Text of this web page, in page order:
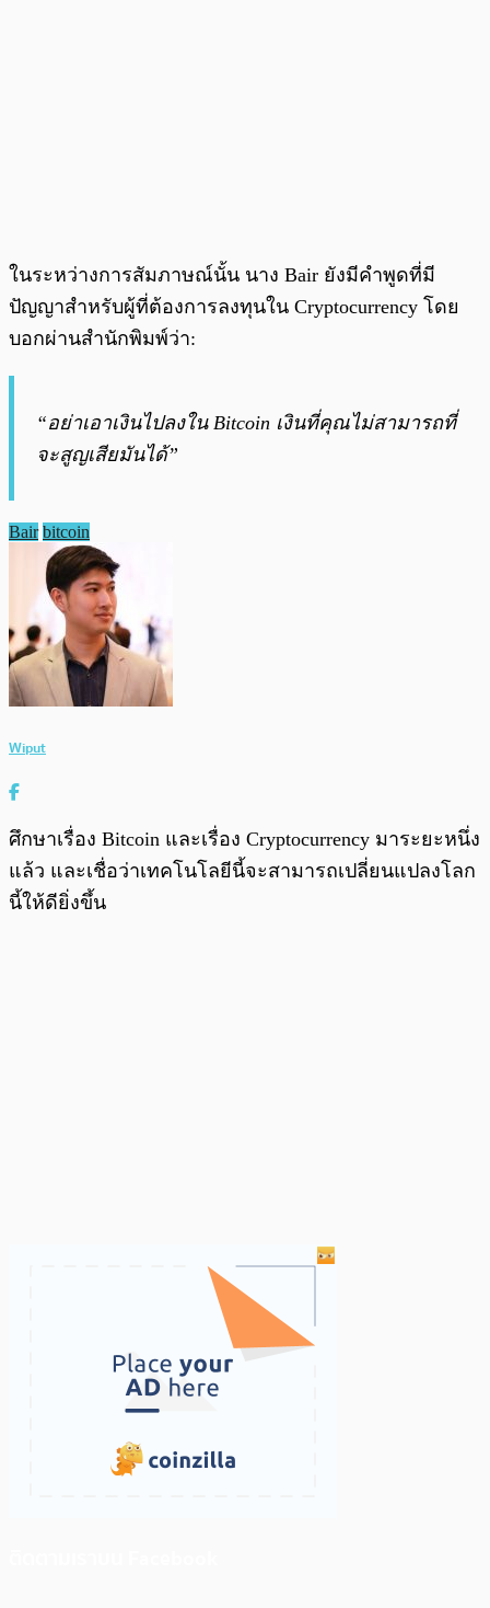
ในระหว่างการสัมภาษณ์นั้น นาง Bair ยังมีคำพูดที่มี
ปัญญาสำหรับผู้ที่ต้องการลงทุนใน Cryptocurrency โดย
บอกผ่านสำนักพิมพ์ว่า:
“อย่าเอาเงินไปลงใน Bitcoin เงินที่คุณไม่สามารถที่
จะสูญเสียมันได้”
Bair bitcoin
Wiput
ศึกษาเรื่อง Bitcoin และเรื่อง Cryptocurrency มาระยะหนึ่ง
แล้ว และเชื่อว่าเทคโนโลยีนี้จะสามารถเปลี่ยนแปลงโลก
นี้ให้ดียิ่งขึ้น